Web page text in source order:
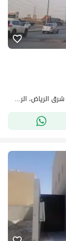
شارع الامير محمد ابن سلمان ابن عبدالعزيز، حي الرمال، شرق الرياض، الرياض